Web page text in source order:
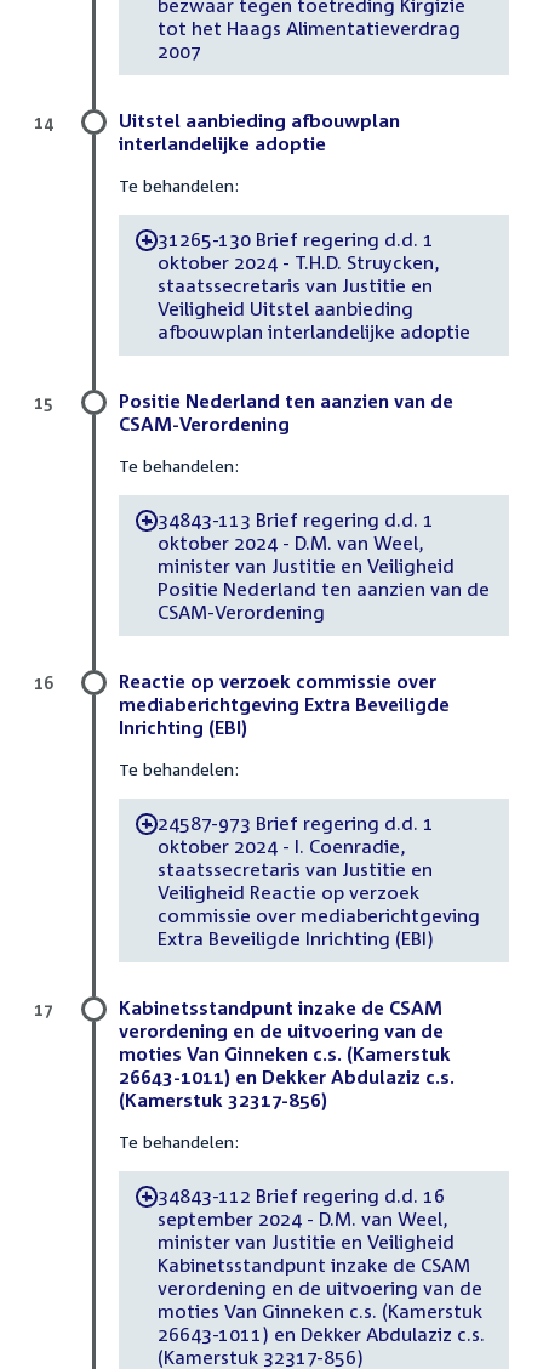
tot het Haags Alimentatieverdrag
2007
Uitstel aanbieding afbouwplan
interlandelijke adoptie
Te behandelen:
-31265-130 Brief regering d.d. 1
oktober 2024 - T.H.D. Struycken,
staatssecretaris van Justitie en
Veiligheid Uitstel aanbieding
afbouwplan interlandelijke adoptie
14
Positie Nederland ten aanzien van de
CSAM-Verordening
Te behandelen:
-34843-113 Brief regering d.d. 1
oktober 2024 - D.M. van Weel,
minister van Justitie en Veiligheid
Positie Nederland ten aanzien van de
CSAM-Verordening
15
Reactie op verzoek commissie over
mediaberichtgeving Extra Beveiligde
Inrichting (EBI)
Te behandelen:
-24587-973 Brief regering d.d. 1
oktober 2024 - I. Coenradie,
staatssecretaris van Justitie en
Veiligheid Reactie op verzoek
commissie over mediaberichtgeving
Extra Beveiligde Inrichting (EBI)
16
Kabinetsstandpunt inzake de CSAM
verordening en de uitvoering van de
moties Van Ginneken c.s. (Kamerstuk
26643-1011) en Dekker Abdulaziz c.s.
(Kamerstuk 32317-856)
Te behandelen:
-34843-112 Brief regering d.d. 16
september 2024 - D.M. van Weel,
minister van Justitie en Veiligheid
Kabinetsstandpunt inzake de CSAM
verordening en de uitvoering van de
moties Van Ginneken c.s. (Kamerstuk
26643-1011) en Dekker Abdulaziz c.s.
(Kamerstuk 32317-856)
17